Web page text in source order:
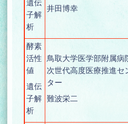
遺伝
子解
析
井田博幸
酵素
活性
値
遺伝
子解
析
鳥取大学医学部附属病
次世代高度医療推進セ
ター
難波栄二